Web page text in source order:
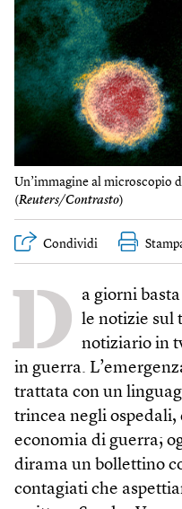
Un’immagine al microscopio
(Reuters/Contrasto)
Condividi
D
a giorni
le notizie sul
notiziario in
in guerra.
trattata con un
trincea negli
economia di guerra;
dirama un bollettino
contagiati che